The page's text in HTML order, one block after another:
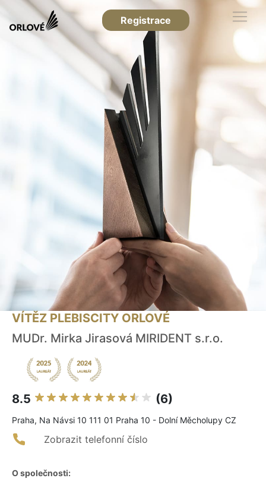
Registrace
VÍTĚZ PLEBISCITY ORLOVÉ
MUDr. Mirka Jirasová MIRIDENT s.r.o.
8.5 (6)
Praha, Na Návsi 10 111 01 Praha 10 - Dolní Měcholupy CZ
Zobrazit telefonní číslo
O společnosti: